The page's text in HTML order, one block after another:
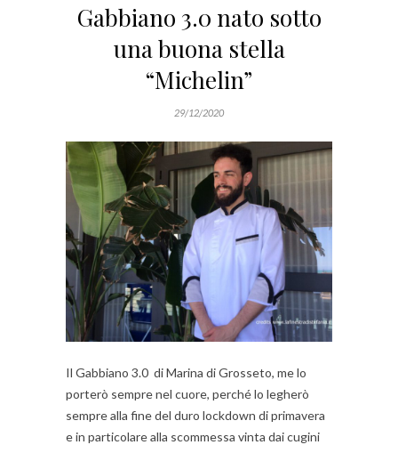
Gabbiano 3.0 nato sotto
una buona stella
“Michelin”
29/12/2020
Il Gabbiano 3.0 di Marina di Grosseto, me lo
porterò sempre nel cuore, perché lo legherò
sempre alla fine del duro lockdown di primavera
e in particolare alla scommessa vinta dai cugini